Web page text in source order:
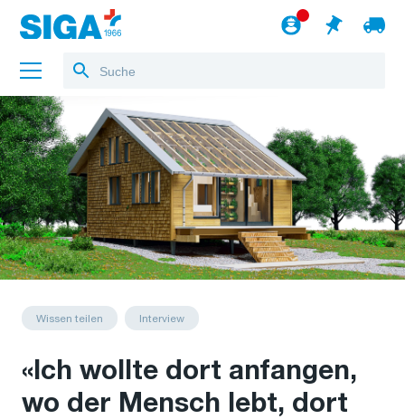
Über uns
Referenzen
Jobs
Blog
Wissen teilen Interview
«Ich wollte dort anfangen,
wo der Mensch lebt, dort